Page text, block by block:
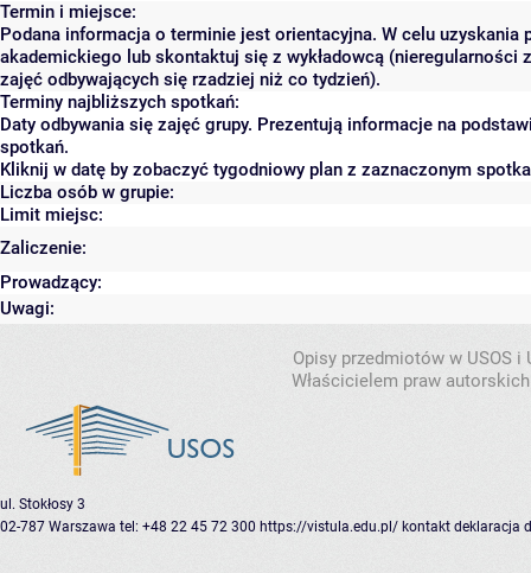
Termin i miejsce:
Podana informacja o terminie jest orientacyjna. W celu
akademickiego lub skontaktuj się z wykładowcą (nieregularności
zajęć odbywających się rzadziej niż co tydzień).
Terminy najbliższych spotkań:
Daty odbywania się zajęć grupy. Prezentują informacje na
spotkań.
Kliknij w datę by zobaczyć tygodniowy plan z zaznaczonym
Liczba osób w grupie:
Limit miejsc:
Zaliczenie:
Prowadzący:
Uwagi:
Opisy przedmiotów w USOS
Właścicielem praw
ul. Stokłosy 3
02-787 Warszawa tel: +48 22 45 72 300 https://vistula.edu.pl/ kontakt deklaracja